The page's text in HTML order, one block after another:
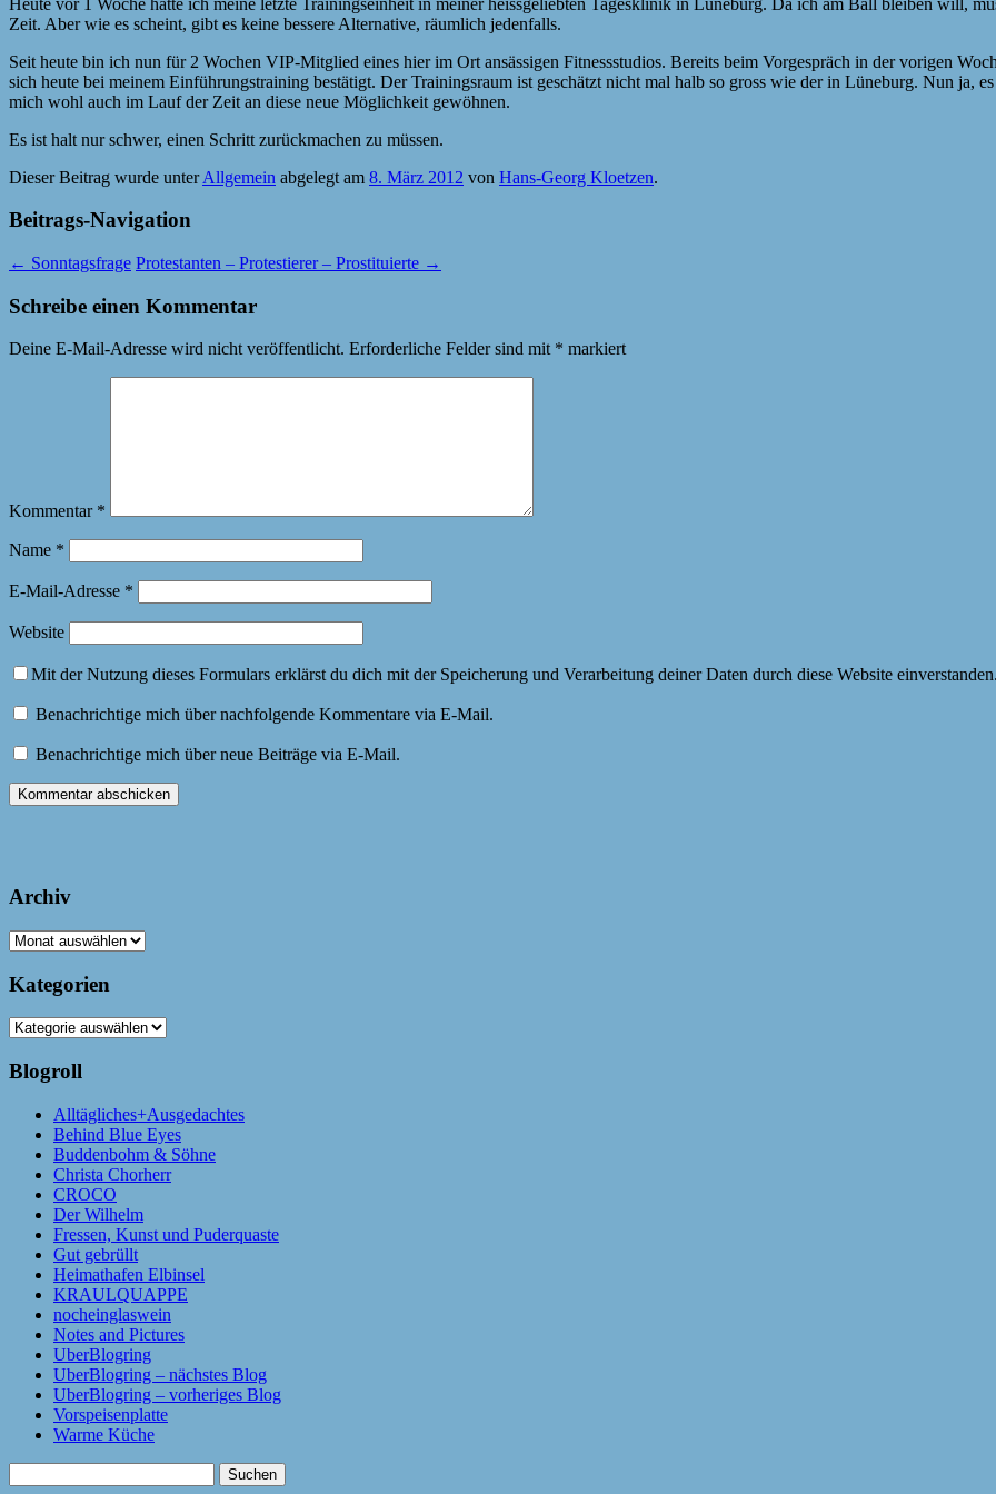
Zeit. Aber wie es scheint, gibt es keine bessere Alternative, räumlich jedenfalls.
Seit heute bin ich nun für 2 Wochen VIP-Mitglied eines hier im Ort ansässigen Fitnessstudios. Bereits beim Vorgespräch in der vorigen
sich heute bei meinem Einführungstraining bestätigt. Der Trainingsraum ist geschätzt nicht mal halb so gross wie der in Lüneburg. Nun ja,
mich wohl auch im Lauf der Zeit an diese neue Möglichkeit gewöhnen.
Es ist halt nur schwer, einen Schritt zurückmachen zu müssen.
Dieser Beitrag wurde unterAllgemein abgelegt am 8. März 2012 von Hans-Georg Kloetzen.
Beitrags-Navigation
← Sonntagsfrage Protestanten – Protestierer – Prostituierte →
Schreibe einen Kommentar
Deine E-Mail-Adresse wird nicht veröffentlicht. Erforderliche Felder sind mit * markiert
Kommentar *
Name *
E-Mail-Adresse *
Website
Mit der Nutzung dieses Formulars erklärst du dich mit der Speicherung und Verarbeitung deiner Daten durch diese Website
Benachrichtige mich über nachfolgende Kommentare via E-Mail.
Benachrichtige mich über neue Beiträge via E-Mail.
Archiv
Archiv
Kategorien
Kategorien
Blogroll
Alltägliches+Ausgedachtes
Behind Blue Eyes
Buddenbohm & Söhne
Christa Chorherr
CROCO
Der Wilhelm
Fressen, Kunst und Puderquaste
Gut gebrüllt
Heimathafen Elbinsel
KRAULQUAPPE
nocheinglaswein
Notes and Pictures
UberBlogring
UberBlogring – nächstes Blog
UberBlogring – vorheriges Blog
Vorspeisenplatte
Warme Küche